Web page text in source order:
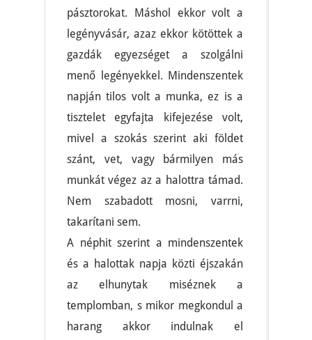
pásztorokat. Máshol ekkor volt a
legényvásár, azaz ekkor kötöttek a
gazdák egyezséget a szolgálni
menő legényekkel. Mindenszentek
napján tilos volt a munka, ez is a
tisztelet egyfajta kifejezése volt,
mivel a szokás szerint aki földet
szánt, vet, vagy bármilyen más
munkát végez az a halottra támad.
Nem szabadott mosni, varrni,
takarítani sem.
A néphit szerint a mindenszentek
és a halottak napja közti éjszakán
az elhunytak miséznek a
templomban, s mikor megkondul a
harang akkor indulnak el